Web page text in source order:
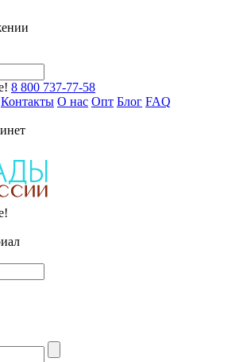
8 800 737-77-58
Контакты О нас Опт Блог FAQ